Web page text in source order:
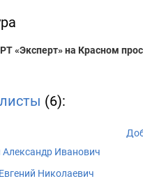
«Эксперт» на Красном
(6):
Александр Иванович
Николаевич